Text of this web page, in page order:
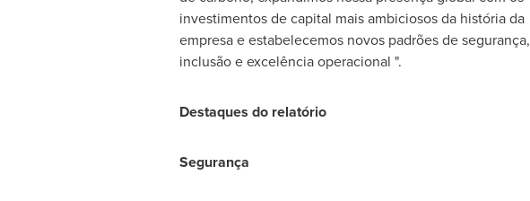
investimentos de capital mais ambiciosos da história da
empresa e estabelecemos novos padrões de segurança,
inclusão e excelência operacional ".
Destaques do relatório
Segurança